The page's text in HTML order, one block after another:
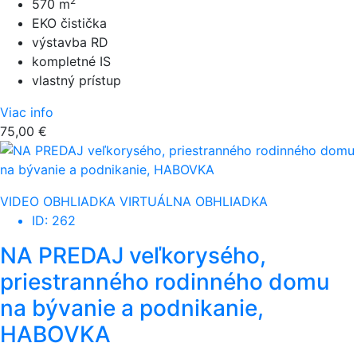
570 m
EKO čistička
výstavba RD
kompletné IS
vlastný prístup
Viac info
75,00 €
VIDEO OBHLIADKA VIRTUÁLNA OBHLIADKA
ID: 262
NA PREDAJ veľkorysého,
priestranného rodinného domu
na bývanie a podnikanie,
HABOVKA